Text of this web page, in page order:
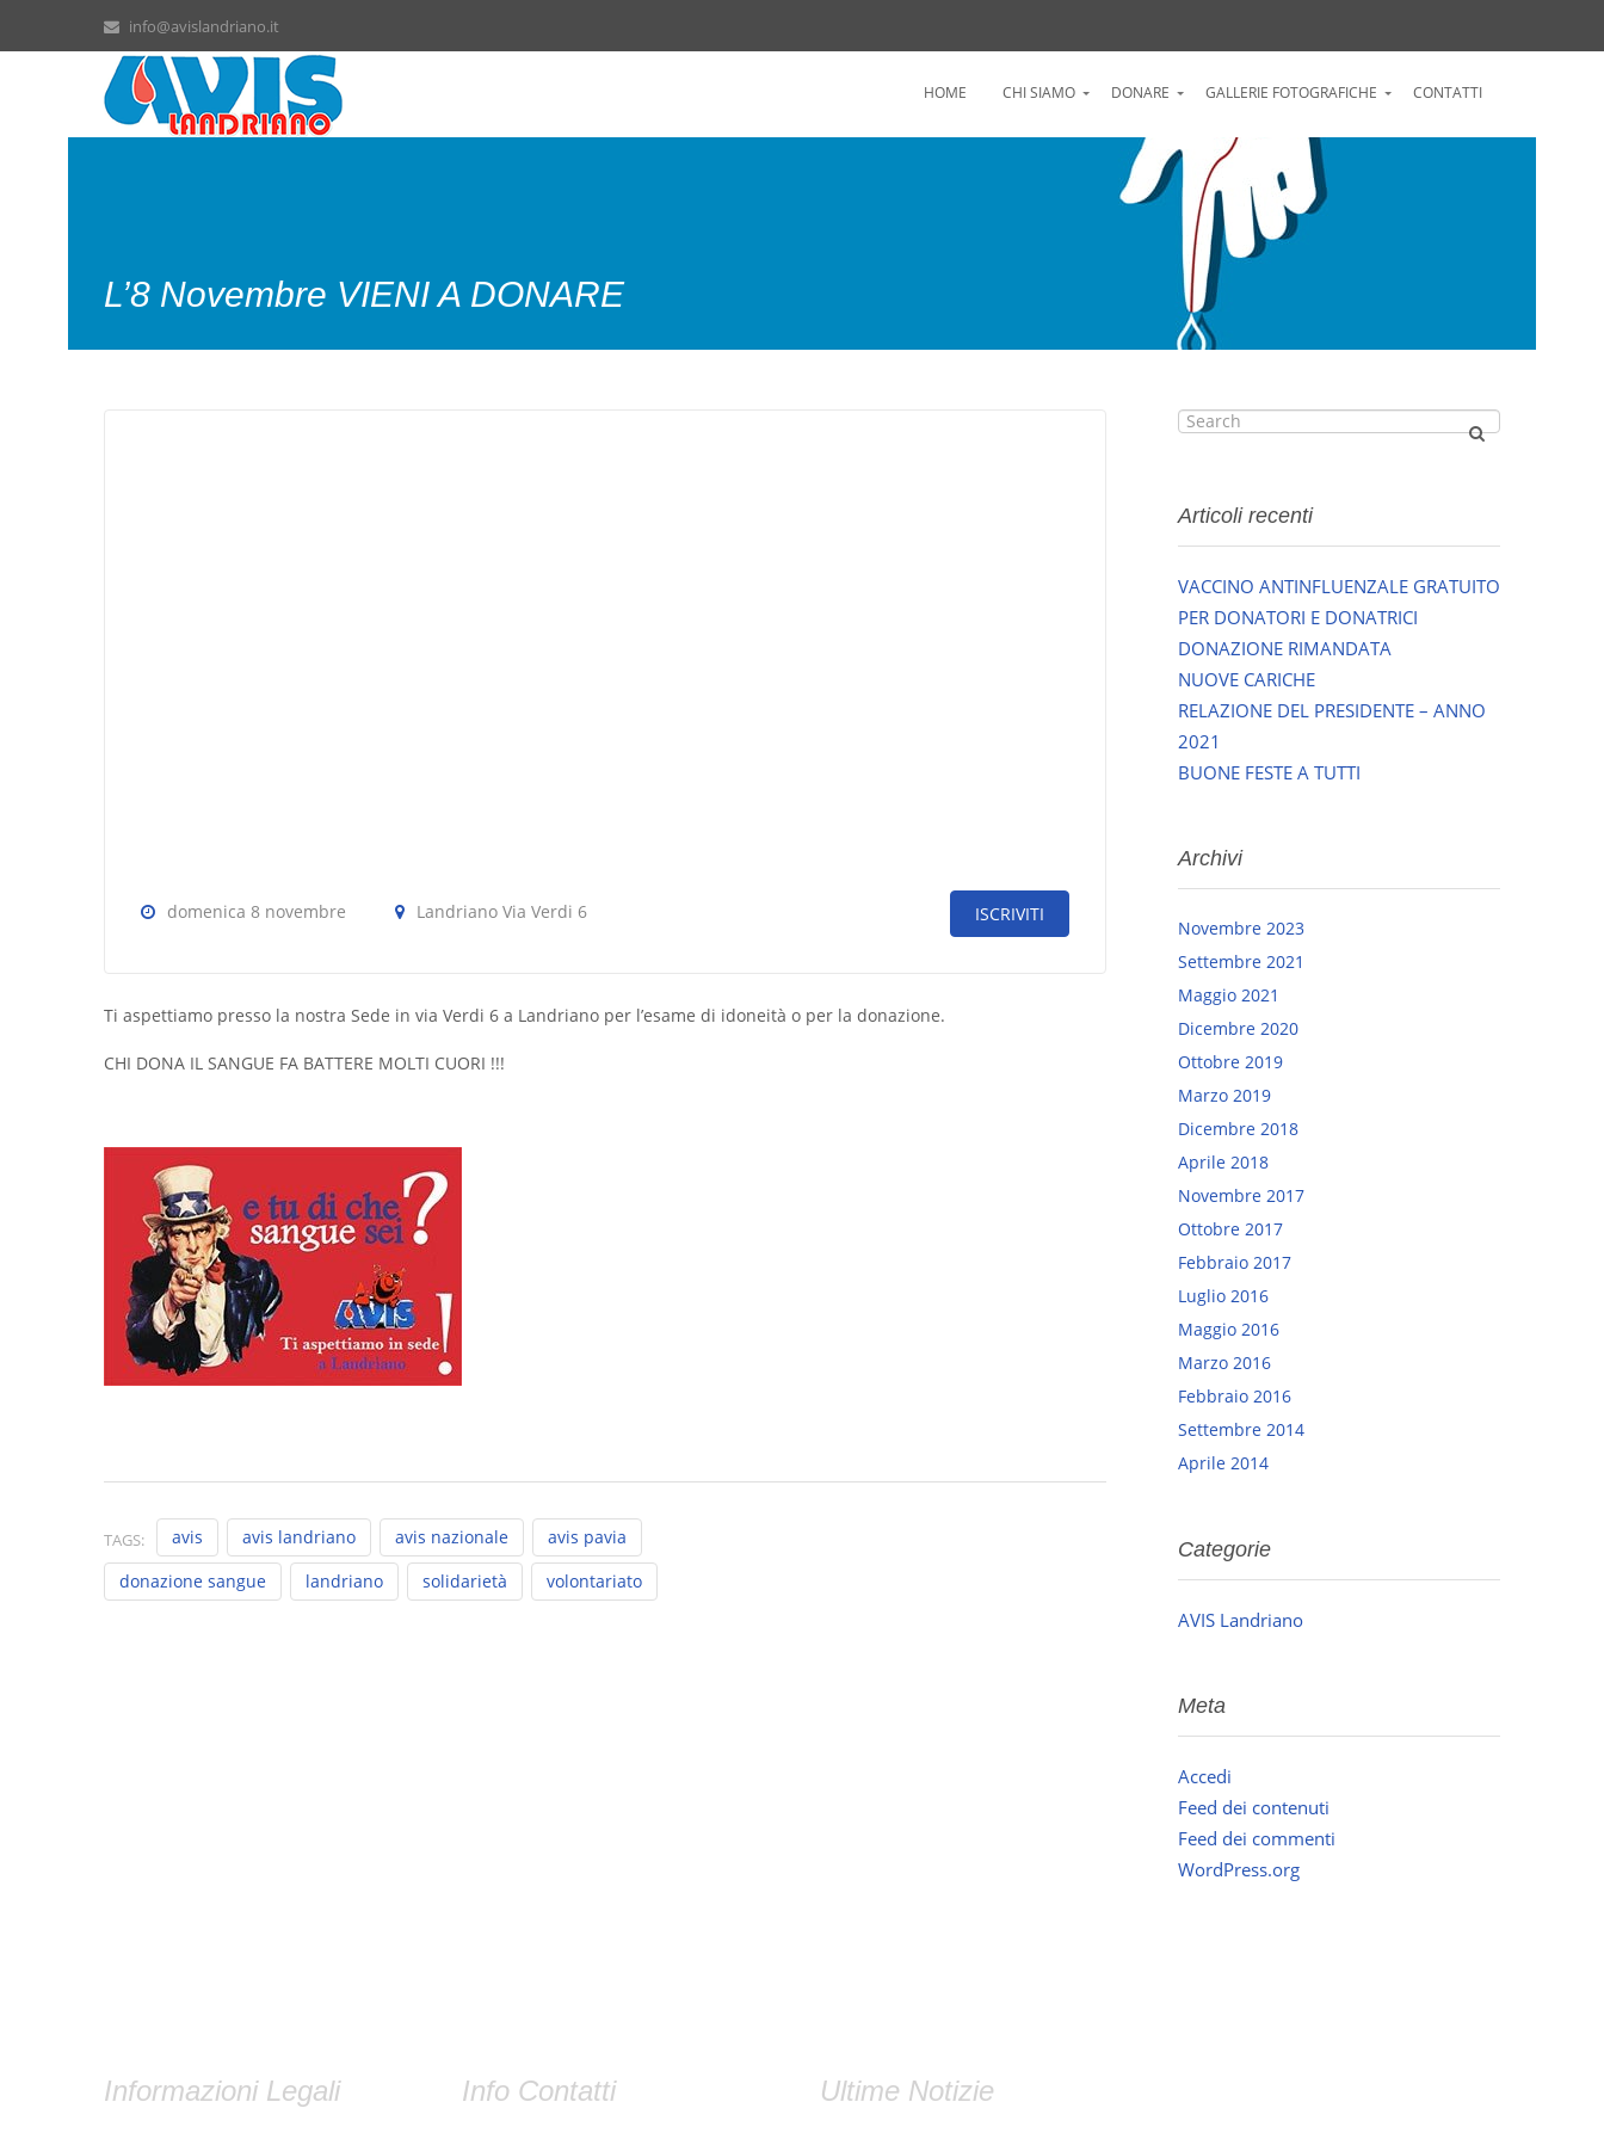
info@avislandriano.it
HOME CHI SIAMO DONARE GALLERIE FOTOGRAFICHE CONTATTI
L’8 Novembre VIENI A DONARE
domenica 8 novembre Landriano Via Verdi 6 ISCRIVITI
Ti aspettiamo presso la nostra Sede in via Verdi 6 a Landriano per l’esame di idoneità o per la donazione.
CHI DONA IL SANGUE FA BATTERE MOLTI CUORI !!!
TAGS: avis avis landriano avis nazionale
avis pavia
donazione sangue
landriano solidarietà volontariato
Articoli recenti
VACCINO ANTINFLUENZALE GRATUITO
PER DONATORI E DONATRICI
DONAZIONE RIMANDATA
NUOVE CARICHE
RELAZIONE DEL PRESIDENTE – ANNO
2021
BUONE FESTE A TUTTI
Archivi
Novembre 2023
Settembre 2021
Maggio 2021
Dicembre 2020
Ottobre 2019
Marzo 2019
Dicembre 2018
Aprile 2018
Novembre 2017
Ottobre 2017
Febbraio 2017
Luglio 2016
Maggio 2016
Marzo 2016
Febbraio 2016
Settembre 2014
Aprile 2014
Categorie
AVIS Landriano
Meta
Accedi
Feed dei contenuti
Feed dei commenti
WordPress.org
Informazioni Legali Info Contatti Ultime Notizie